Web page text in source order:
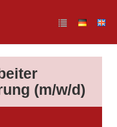
(m/w/d)